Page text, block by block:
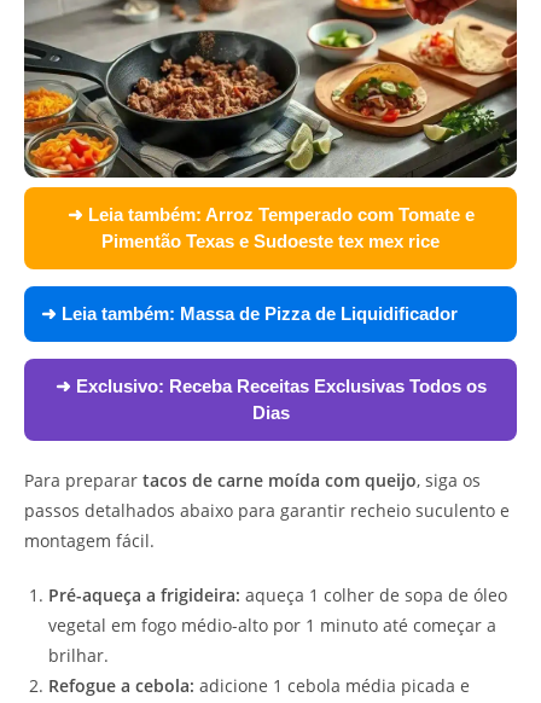
➜ Leia também: Arroz Temperado com Tomate e
Pimentão Texas e Sudoeste tex mex rice
➜ Leia também: Massa de Pizza de Liquidificador
➜ Exclusivo: Receba Receitas Exclusivas Todos os
Dias
Para preparar tacos de carne moída com queijo, siga os
passos detalhados abaixo para garantir recheio suculento e
montagem fácil.
Pré-aqueça a frigideira: aqueça 1 colher de sopa de óleo
vegetal em fogo médio-alto por 1 minuto até começar a
brilhar.
Refogue a cebola: adicione 1 cebola média picada e